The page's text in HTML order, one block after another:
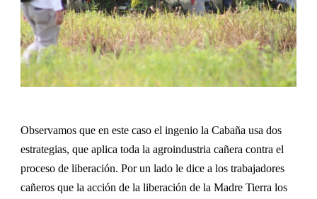
Observamos que en este caso el ingenio la Cabaña usa dos
estrategias, que aplica toda la agroindustria cañera contra el
proceso de liberación. Por un lado le dice a los trabajadores
cañeros que la acción de la liberación de la Madre Tierra los